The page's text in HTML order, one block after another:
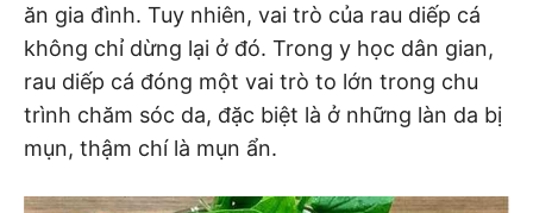
ăn gia đình. Tuy nhiên, vai trò của rau diếp cá
không chỉ dừng lại ở đó. Trong y học dân gian,
rau diếp cá đóng một vai trò to lớn trong chu
trình chăm sóc da, đặc biệt là ở những làn da bị
mụn, thậm chí là mụn ẩn.